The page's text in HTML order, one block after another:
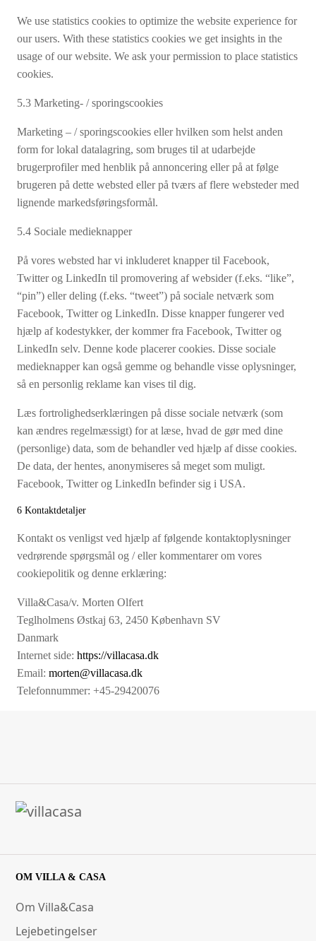
We use statistics cookies to optimize the website experience for
our users. With these statistics cookies we get insights in the
usage of our website. We ask your permission to place statistics
cookies.
5.3 Marketing- / sporingscookies
Marketing – / sporingscookies eller hvilken som helst anden
form for lokal datalagring, som bruges til at udarbejde
brugerprofiler med henblik på annoncering eller på at følge
brugeren på dette websted eller på tværs af flere websteder med
lignende markedsføringsformål.
5.4 Sociale medieknapper
På vores websted har vi inkluderet knapper til Facebook,
Twitter og LinkedIn til promovering af websider (f.eks. “like”,
“pin”) eller deling (f.eks. “tweet”) på sociale netværk som
Facebook, Twitter og LinkedIn. Disse knapper fungerer ved
hjælp af kodestykker, der kommer fra Facebook, Twitter og
LinkedIn selv. Denne kode placerer cookies. Disse sociale
medieknapper kan også gemme og behandle visse oplysninger,
så en personlig reklame kan vises til dig.
Læs fortrolighedserklæringen på disse sociale netværk (som
kan ændres regelmæssigt) for at læse, hvad de gør med dine
(personlige) data, som de behandler ved hjælp af disse cookies.
De data, der hentes, anonymiseres så meget som muligt.
Facebook, Twitter og LinkedIn befinder sig i USA.
6 Kontaktdetaljer
Kontakt os venligst ved hjælp af følgende kontaktoplysninger
vedrørende spørgsmål og / eller kommentarer om vores
cookiepolitik og denne erklæring:
Villa&Casa/v. Morten Olfert
Teglholmens Østkaj 63, 2450 København SV
Danmark
Internet side: https://villacasa.dk
Email: morten@villacasa.dk
Telefonnummer: +45-29420076
OM VILLA & CASA
Om Villa&Casa
Lejebetingelser